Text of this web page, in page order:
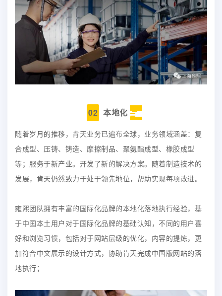
02 本地化
随着岁月的推移，肯天业务已遍布全球，业务领域涵盖：复
合成型、压铸、铸造、摩擦制品、聚氨酯成型、橡胶成型
等；服务于新产业。开发了新的解决方案。随着制造技术的
发展，肯天仍然致力于处于领先地位，帮助实现每项改进。
雍熙团队拥有丰富的国际化品牌的本地化落地执行经验，基
于中国本土用户对于国际化品牌的基础认知，不同的用户喜
好和浏览习惯，包括对于网站层级的优化，内容的提炼，更
加符合中文展示的设计方式，协助肯天完成中国版网站的落
地执行；